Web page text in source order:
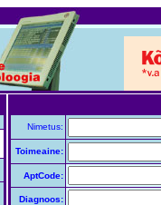
Nimetus:
Toimeaine:
AptCode:
Diagnoos: